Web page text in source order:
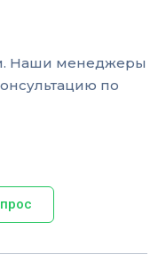
Наши менеджеры
по